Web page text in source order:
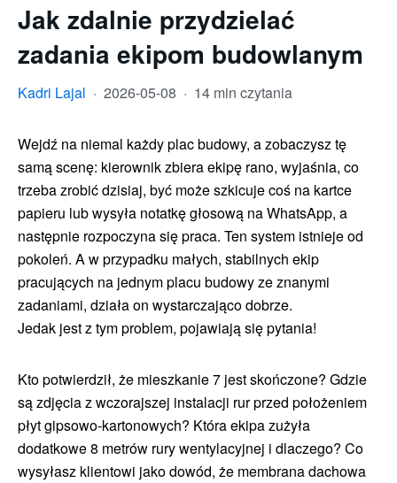
Jak zdalnie przydzielać
zadania ekipom budowlanym
Kadri Lajal · 2026-05-08 · 14 min czytania
Wejdź na niemal każdy plac budowy, a zobaczysz tę
samą scenę: kierownik zbiera ekipę rano, wyjaśnia, co
trzeba zrobić dzisiaj, być może szkicuje coś na kartce
papieru lub wysyła notatkę głosową na WhatsApp, a
następnie rozpoczyna się praca. Ten system istnieje od
pokoleń. A w przypadku małych, stabilnych ekip
pracujących na jednym placu budowy ze znanymi
zadaniami, działa on wystarczająco dobrze.
Jedak jest z tym problem, pojawiają się pytania!
Kto potwierdził, że mieszkanie 7 jest skończone? Gdzie
są zdjęcia z wczorajszej instalacji rur przed położeniem
płyt gipsowo-kartonowych? Która ekipa zużyła
dodatkowe 8 metrów rury wentylacyjnej i dlaczego? Co
wysyłasz klientowi jako dowód, że membrana dachowa